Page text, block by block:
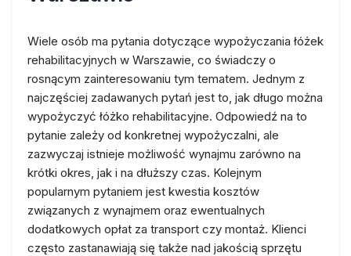
Wiele osób ma pytania dotyczące wypożyczania łóżek
rehabilitacyjnych w Warszawie, co świadczy o
rosnącym zainteresowaniu tym tematem. Jednym z
najczęściej zadawanych pytań jest to, jak długo można
wypożyczyć łóżko rehabilitacyjne. Odpowiedź na to
pytanie zależy od konkretnej wypożyczalni, ale
zazwyczaj istnieje możliwość wynajmu zarówno na
krótki okres, jak i na dłuższy czas. Kolejnym
popularnym pytaniem jest kwestia kosztów
związanych z wynajmem oraz ewentualnych
dodatkowych opłat za transport czy montaż. Klienci
często zastanawiają się także nad jakością sprzętu